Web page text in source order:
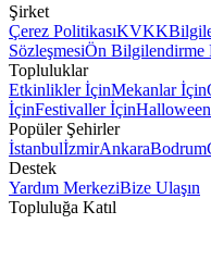
Şirket
Çerez PolitikasıKVKK
SözleşmesiÖn Bilgilendirme
Topluluklar
Etkinlikler İçinMekanlar İçin
İçinFestivaller İçin
Popüler Şehirler
İstanbulİzmirAnkaraBodrum
Destek
Yardım MerkeziBize Ulaşın
Topluluğa Katıl